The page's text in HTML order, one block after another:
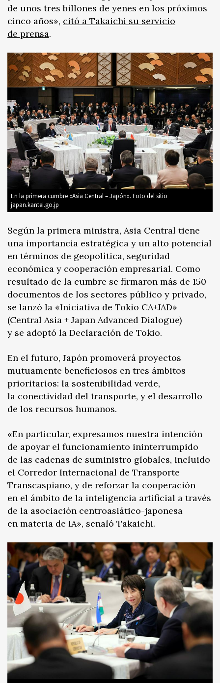
de unos tres billones de yenes en los próximos
cinco años», citó a Takaichi su servicio
de prensa.
En la primera cumbre «Asia Central – Japón». Foto del sitio
japan.kantei.go.jp
Según la primera ministra, Asia Central tiene
una importancia estratégica y un alto potencial
en términos de geopolítica, seguridad
económica y cooperación empresarial. Como
resultado de la cumbre se firmaron más de 150
documentos de los sectores público y privado,
se lanzó la «Iniciativa de Tokio CA+JAD»
(Central Asia + Japan Advanced Dialogue)
y se adoptó la Declaración de Tokio.
En el futuro, Japón promoverá proyectos
mutuamente beneficiosos en tres ámbitos
prioritarios: la sostenibilidad verde,
la conectividad del transporte, y el desarrollo
de los recursos humanos.
«En particular, expresamos nuestra intención
de apoyar el funcionamiento ininterrumpido
de las cadenas de suministro globales, incluido
el Corredor Internacional de Transporte
Transcaspiano, y de reforzar la cooperación
en el ámbito de la inteligencia artificial a través
de la asociación centroasiático-japonesa
en materia de IA», señaló Takaichi.